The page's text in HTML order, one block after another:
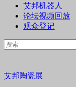
艾邦机器人
论坛视频回放
观众登记
艾邦陶瓷展